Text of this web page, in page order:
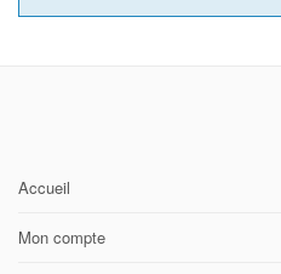
Accueil
Mon compte